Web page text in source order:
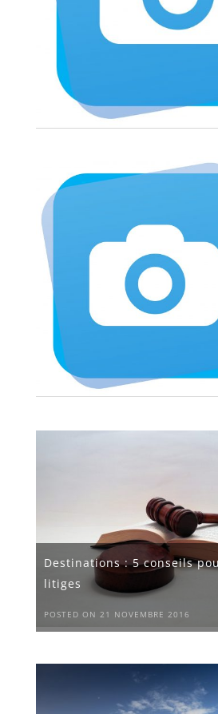
Destinations : 5 conseils
litiges
POSTED ON 21 NOVEMBRE 2016